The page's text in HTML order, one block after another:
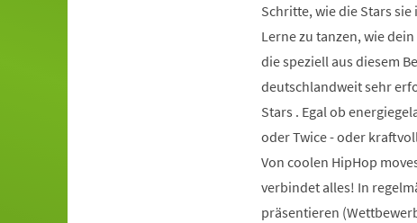
Schritte, wie die Stars
Lerne zu tanzen, wie
die speziell aus diesem
deutschlandweit sehr
Stars . Egal ob
oder Twice - oder
Von coolen HipHop
verbindet alles! In
präsentieren